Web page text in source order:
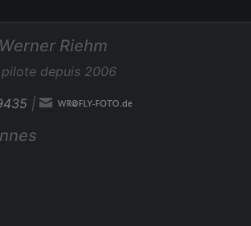
Riehm
depuis 2006
|